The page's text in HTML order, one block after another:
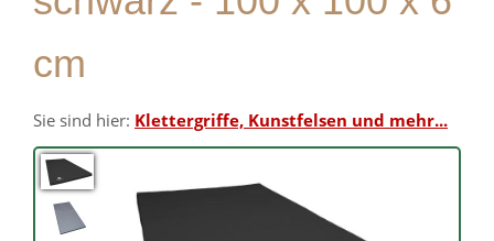
cm
Sie sind hier: Klettergriffe, Kunstfelsen und mehr...